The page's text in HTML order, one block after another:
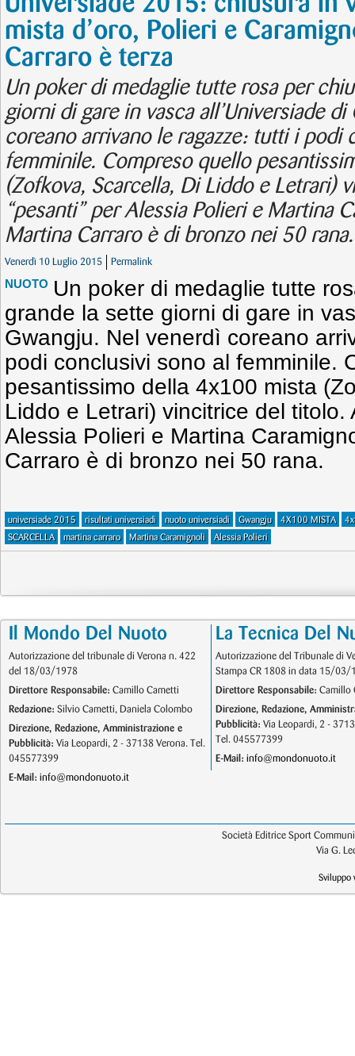
mista d’oro, Polieri e
Carraro è terza
Un poker di medaglie tutte rosa per
giorni di gare in vasca all’Universiade
coreano arrivano le ragazze: tutti i podi
femminile. Compreso quello
(Zofkova, Scarcella, Di Liddo e Letrari)
“pesanti” per Alessia Polieri e Martina
Martina Carraro è di bronzo nei 50 rana.
Venerdì 10 Luglio 2015 Permalink
NUOTO Un poker di medaglie tutte
grande la sette giorni di gare in
Gwangju. Nel venerdì coreano
podi conclusivi sono al femminile.
pesantissimo della 4x100 mista
Liddo e Letrari) vincitrice del titolo.
Alessia Polieri e Martina
Carraro è di bronzo nei 50 rana.
universiade 2015 risultati universiadi nuoto universiadi Gwangju 4X100 MISTA
SCARCELLA
martina carraro Martina Caramignoli Alessia Polieri
Il Mondo Del Nuoto
Autorizzazione del tribunale di Verona n. 422
del 18/03/1978
Direttore Responsabile: Camillo Cametti
Redazione: Silvio Cametti, Daniela Colombo
Direzione, Redazione, Amministrazione e
Pubblicità: Via Leopardi, 2 - 37138 Verona. Tel.
045577399
E-Mail: info@mondonuoto.it
La Tecnica Del
Autorizzazione del Tribunale di
Stampa CR 1808 in data 15/03/
Direttore Responsabile: Camillo
Direzione, Redazione,
Pubblicità: Via Leopardi, 2 -
Tel. 045577399
E-Mail: info@mondonuoto.it
Società Editrice Sport
Via G.
Sviluppo